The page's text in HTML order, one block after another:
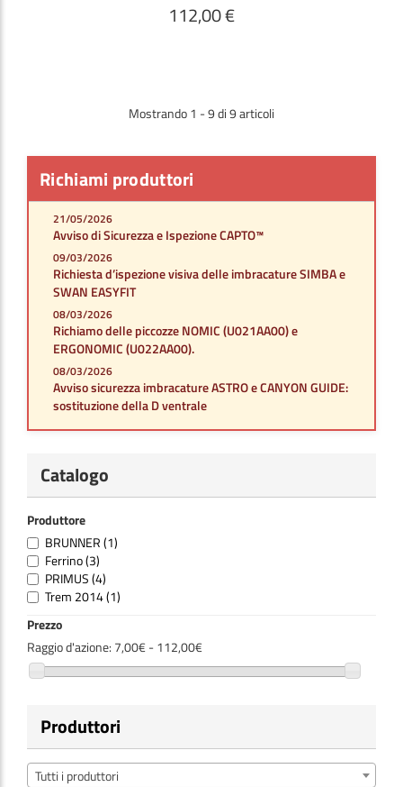
Richiami produttori
21/05/2026
Avviso di Sicurezza e Ispezione CAPTO™
09/03/2026
Richiesta d’ispezione visiva delle imbracature SIMBA e
SWAN EASYFIT
08/03/2026
Richiamo delle piccozze NOMIC (U021AA00) e
ERGONOMIC (U022AA00).
08/03/2026
Avviso sicurezza imbracature ASTRO e CANYON GUIDE:
sostituzione della D ventrale
Catalogo
Produttore
BRUNNER(1)
Ferrino(3)
PRIMUS(4)
Trem 2014(1)
Prezzo
Raggio d'azione: 7,00€ - 112,00€
Produttori
Tutti i produttori
112,00 €
Mostrando 1 - 9 di 9 articoli